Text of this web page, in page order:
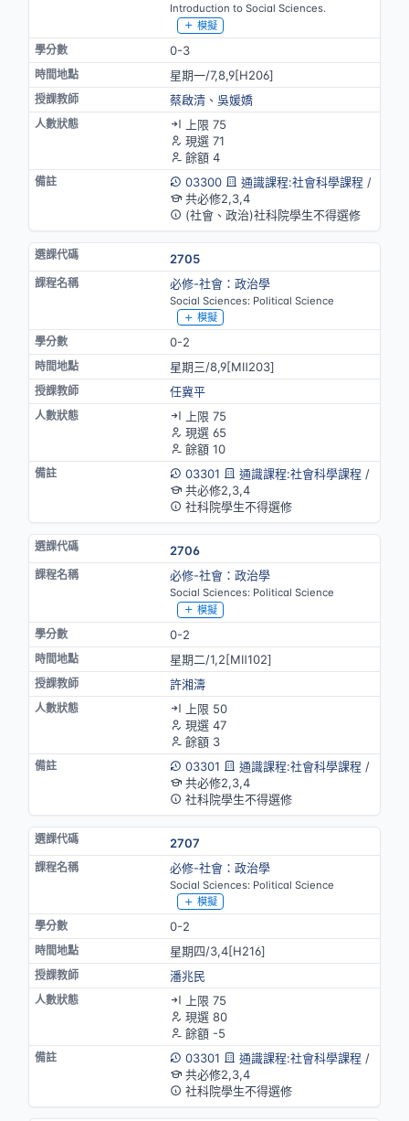
Introduction to Social Sciences.
模擬
0-3
星期一/7,8,9[H206]
蔡啟清、 吳媛嬌
上限 75
現選 71
餘額 4
03300
通識課程:社會科學課程 /
共必修2,3,4
(社會、政治)社科院學生不得選修
2705
必修-社會：政治學
Social Sciences: Political Science
模擬
0-2
星期三/8,9[MⅡ203]
任冀平
上限 75
現選 65
餘額 10
03301
通識課程:社會科學課程 /
共必修2,3,4
社科院學生不得選修
2706
必修-社會：政治學
Social Sciences: Political Science
模擬
0-2
星期二/1,2[MⅡ102]
許湘濤
上限 50
現選 47
餘額 3
03301
通識課程:社會科學課程 /
共必修2,3,4
社科院學生不得選修
2707
必修-社會：政治學
Social Sciences: Political Science
模擬
0-2
星期四/3,4[H216]
潘兆民
上限 75
現選 80
餘額 -5
03301
通識課程:社會科學課程 /
共必修2,3,4
社科院學生不得選修